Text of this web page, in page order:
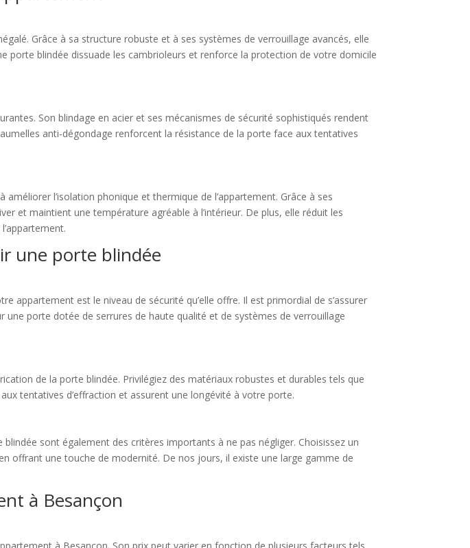
Grâce à sa structure robuste et à ses systèmes de verrouillage avancés, elle
porte blindée dissuade les cambrioleurs et renforce la protection de votre domicile
Son blindage en acier et ses mécanismes de sécurité sophistiqués rendent
anti-dégondage renforcent la résistance de la porte face aux tentatives
l’isolation phonique et thermique de l’appartement. Grâce à ses
et maintient une température agréable à l’intérieur. De plus, elle réduit les
une porte blindée
appartement est le niveau de sécurité qu’elle offre. Il est primordial de s’assurer
porte dotée de serrures de haute qualité et de systèmes de verrouillage
de la porte blindée. Privilégiez des matériaux robustes et durables tels que
tentatives d’effraction et assurent une longévité à votre porte.
sont également des critères importants à ne pas négliger. Choisissez un
offrant une touche de modernité. De nos jours, il existe une large gamme de
à Besançon